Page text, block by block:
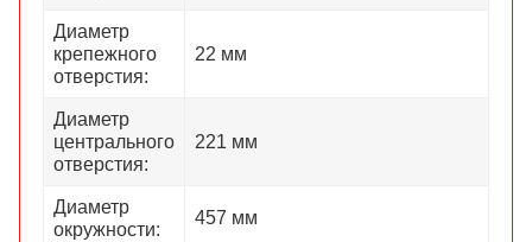
Диаметр
крепежного
отверстия:
22 мм
Диаметр
центрального
отверстия:
221 мм
Диаметр
окружности:
457 мм